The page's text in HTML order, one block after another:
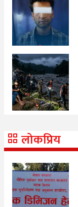
लोकप्रिय